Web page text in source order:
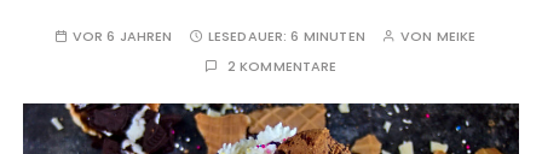
VOR 6 JAHREN LESEDAUER:6 MINUTEN VON MEIKE
2 KOMMENTARE